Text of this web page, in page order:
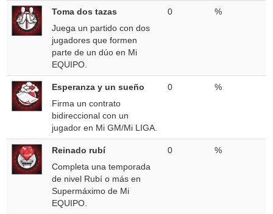
Toma dos tazas
Juega un partido con dos
jugadores que formen
parte de un dúo en Mi
EQUIPO.
0 %
Esperanza y un sueño
Firma un contrato
bidireccional con un
jugador en Mi GM/Mi LIGA.
0 %
Reinado rubí
Completa una temporada
de nivel Rubí o más en
Supermáximo de Mi
EQUIPO.
0 %